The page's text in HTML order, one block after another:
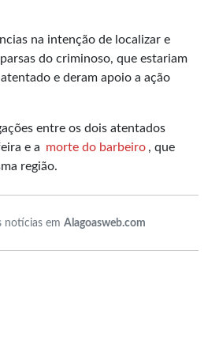
na intenção de localizar e
do criminoso, que estariam
e deram apoio a ação
entre os dois atentados
e a morte do barbeiro , que
região.
notícias em Alagoasweb.com